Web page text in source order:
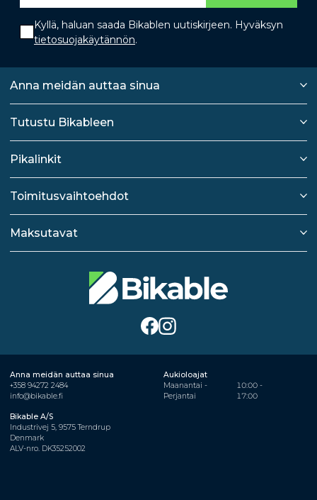
Kyllä, haluan saada Bikablen uutiskirjeen. Hyväksyn
tietosuojakäytännön.
Anna meidän auttaa sinua
Tutustu Bikableen
Pikalinkit
Toimitusvaihtoehdot
Maksutavat
Anna meidän auttaa sinua
+358 94272 2484
info@bikable.fi
Aukioloajat
Maanantai -
Perjantai
10:00 -
17:00
Bikable A/S
Industrivej 5, 9575 Terndrup
Denmark
ALV-nro. DK35252002